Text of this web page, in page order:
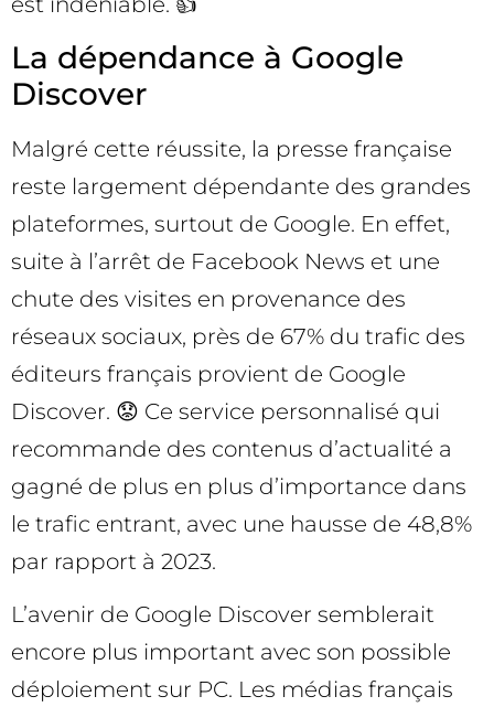
La dépendance à Google
Discover
Malgré cette réussite, la presse française
reste largement dépendante des grandes
plateformes, surtout de Google. En effet,
suite à l’arrêt de Facebook News et une
chute des visites en provenance des
réseaux sociaux, près de 67% du trafic des
éditeurs français provient de Google
Discover. 😟 Ce service personnalisé qui
recommande des contenus d’actualité a
gagné de plus en plus d’importance dans
le trafic entrant, avec une hausse de 48,8%
par rapport à 2023.
L’avenir de Google Discover semblerait
encore plus important avec son possible
déploiement sur PC. Les médias français